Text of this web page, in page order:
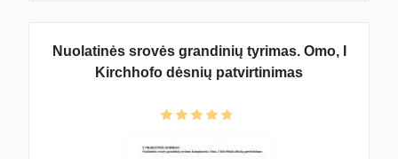
Nuolatinės srovės grandinių tyrimas. Omo, I
Kirchhofo dėsnių patvirtinimas